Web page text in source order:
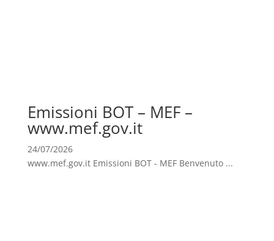
Emissioni BOT – MEF –
www.mef.gov.it
24/07/2026
www.mef.gov.it Emissioni BOT - MEF Benvenuto ...